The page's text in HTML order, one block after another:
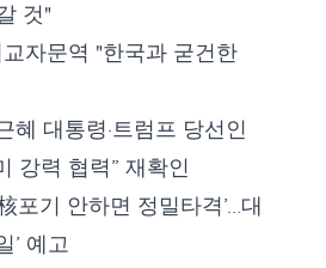
것"
자문역 "한국과 굳건한
혜 대통령·트럼프 당선인
강력 협력” 재확인
포기 안하면 정밀타격’…대
’ 예고